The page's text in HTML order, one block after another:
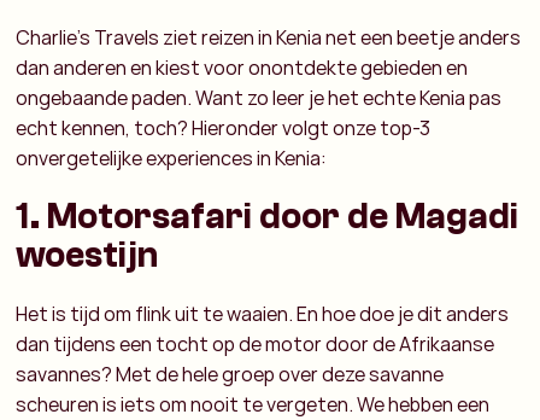
Charlie’s Travels ziet reizen in Kenia net een beetje anders
dan anderen en kiest voor onontdekte gebieden en
ongebaande paden. Want zo leer je het echte Kenia pas
echt kennen, toch? Hieronder volgt onze top-3
onvergetelijke experiences in Kenia:
1. Motorsafari door de Magadi
woestijn
Het is tijd om flink uit te waaien. En hoe doe je dit anders
dan tijdens een tocht op de motor door de Afrikaanse
savannes? Met de hele groep over deze savanne
scheuren is iets om nooit te vergeten. We hebben een